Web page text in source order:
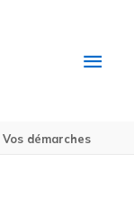
Vos démarches